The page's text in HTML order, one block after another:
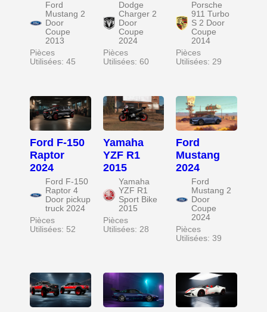
Ford
Mustang 2
Door
Coupe
2013
Pièces
Utilisées: 45
Dodge
Charger 2
Door
Coupe
2024
Pièces
Utilisées: 60
Porsche
911 Turbo
S 2 Door
Coupe
2014
Pièces
Utilisées: 29
Ford F-150
Raptor
2024
Ford F-150
Raptor 4
Door pickup
truck 2024
Pièces
Utilisées: 52
Yamaha
YZF R1
2015
Yamaha
YZF R1
Sport Bike
2015
Pièces
Utilisées: 28
Ford
Mustang
2024
Ford
Mustang 2
Door
Coupe
2024
Pièces
Utilisées: 39